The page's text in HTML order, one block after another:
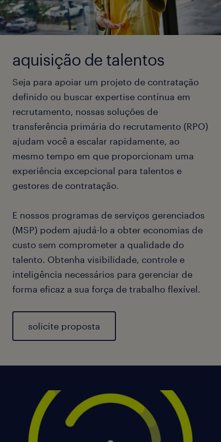
aquisição de talentos
Seja para apoiar um projeto de contratação
definido ou buscar expertise contínua em
recrutamento, nossas soluções de
transferência primária do recrutamento (RPO)
ajudam você a escalar rapidamente, ao
mesmo tempo em que proporcionam uma
experiência excepcional para talentos e
gestores de contratação.
E nossos programas de serviços gerenciados
(MSP) podem ajudá-lo a obter economias de
custo sem comprometer a qualidade do
talento. Obtenha visibilidade, controle e
inteligência necessários para gerenciar de
forma eficaz a sua força de trabalho flexível.
solicite proposta